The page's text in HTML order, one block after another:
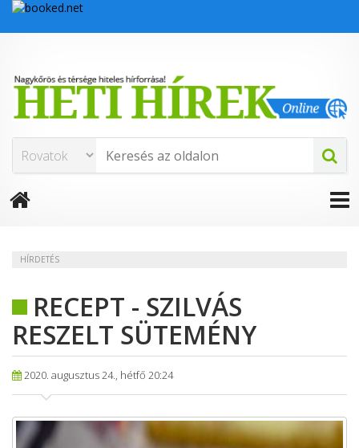
HÍRDETÉS
RECEPT - SZILVÁS
RESZELT SÜTEMÉNY
2020. augusztus 24., hétfő 20:24